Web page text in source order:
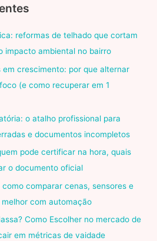
reformas de telhado que cortam
impacto ambiental no bairro
crescimento: por que alternar
(e como recuperar em 1
o atalho profissional para
e documentos incompletos
pode certificar na hora, quais
o documento oficial
comparar cenas, sensores e
com automação
Como Escolher no mercado de
em métricas de vaidade